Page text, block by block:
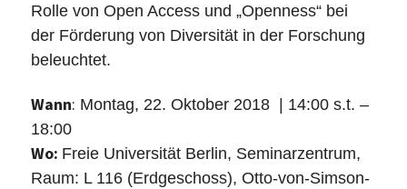
Rolle von Open Access und „Openness“ bei
der Förderung von Diversität in der Forschung
beleuchtet.
Wann: Montag, 22. Oktober 2018 | 14:00 s.t. –
18:00
Wo: Freie Universität Berlin, Seminarzentrum,
Raum: L 116 (Erdgeschoss), Otto-von-Simson-